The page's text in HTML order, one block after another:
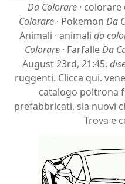
Da Colorare· colorare
Colorare· Pokemon Da
Animali · animali da
Colorare· FarfalleDa
August 23rd, 21:45.
ruggenti. Clicca qui.
catalogo poltrona
prefabbricati, sia nuovi
Trova e